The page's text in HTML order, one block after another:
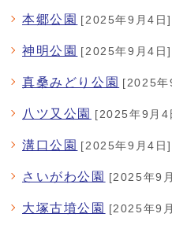
本郷公園 [2025年9月4日]
神明公園 [2025年9月4日]
真桑みどり公園 [2025年
八ツ又公園 [2025年9月4
溝口公園 [2025年9月4日]
さいがわ公園 [2025年9
大塚古墳公園 [2025年9